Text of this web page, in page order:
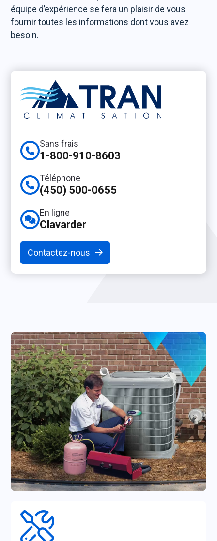
équipe d’expérience se fera un plaisir de vous
fournir toutes les informations dont vous avez
besoin.
Sans frais
1-800-910-8603
Téléphone
(450) 500-0655
En ligne
Clavarder
Contactez-nous